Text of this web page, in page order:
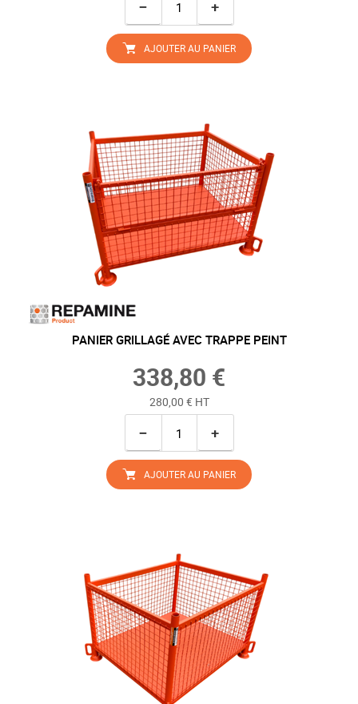
− +
AJOUTER AU PANIER
PANIER GRILLAGÉ AVEC TRAPPE PEINT
338,80 €
280,00 € HT
− +
AJOUTER AU PANIER